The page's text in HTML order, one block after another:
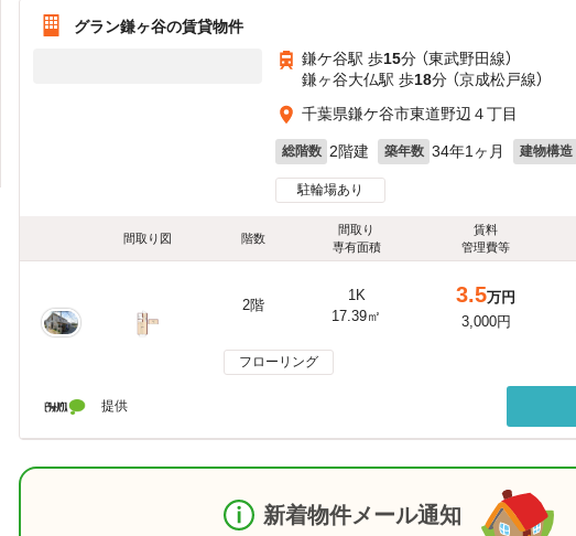
グラン鎌ヶ谷の賃貸物件
鎌ケ谷駅 歩15分 （東武野田線）
鎌ヶ谷大仏駅 歩18分 （京成松戸線）
千葉県鎌ケ谷市東道野辺４丁目
総階数 2階建 築年数 34年1ヶ月 建物構造
駐輪場あり
間取り図 階数
間取り
専有面積
賃料
管理費等
2階
1K
17.39㎡
3.5万円
3,000円
フローリング
提供
新着物件メール通知